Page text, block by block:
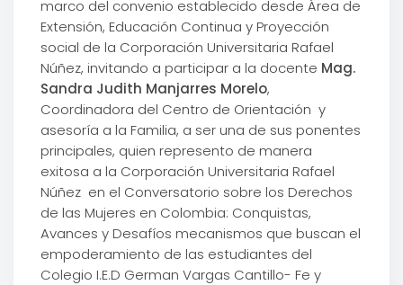
marco del convenio establecido desde Área de
Extensión, Educación Continua y Proyección
social de la Corporación Universitaria Rafael
Núñez, invitando a participar a la docente Mag.
Sandra Judith Manjarres Morelo,
Coordinadora del Centro de Orientación y
asesoría a la Familia, a ser una de sus ponentes
principales, quien represento de manera
exitosa a la Corporación Universitaria Rafael
Núñez en el Conversatorio sobre los Derechos
de las Mujeres en Colombia: Conquistas,
Avances y Desafíos mecanismos que buscan el
empoderamiento de las estudiantes del
Colegio I.E.D German Vargas Cantillo- Fe y